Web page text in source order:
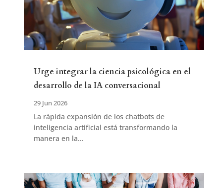
Urge integrar la ciencia psicológica en el
desarrollo de la IA conversacional
29 Jun 2026
La rápida expansión de los chatbots de
inteligencia artificial está transformando la
manera en la...